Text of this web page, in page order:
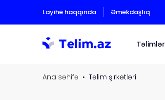
Layihə haqqında Əməkdaşlıq
Təlimlər
Ana səhifə Təlim şirkətləri